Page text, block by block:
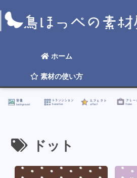
ホーム
素材の使い方
☆ 2026年そろそろ更
ドット
トランジション エフェクト フレ